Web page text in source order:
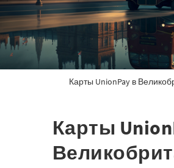
Карты UnionPay в
Карты